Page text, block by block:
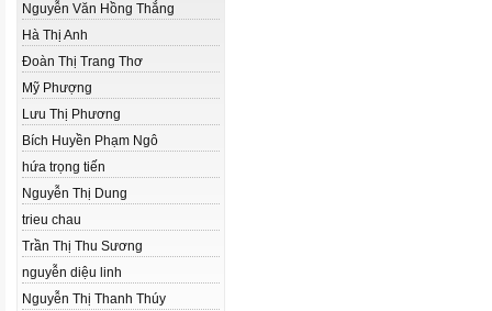
Nguyễn Văn Hồng Thắng
Hà Thị Anh
Đoàn Thị Trang Thơ
Mỹ Phượng
Lưu Thị Phương
Bích Huyền Phạm Ngô
hứa trọng tiến
Nguyễn Thị Dung
trieu chau
Trần Thị Thu Sương
nguyễn diệu linh
Nguyễn Thị Thanh Thúy